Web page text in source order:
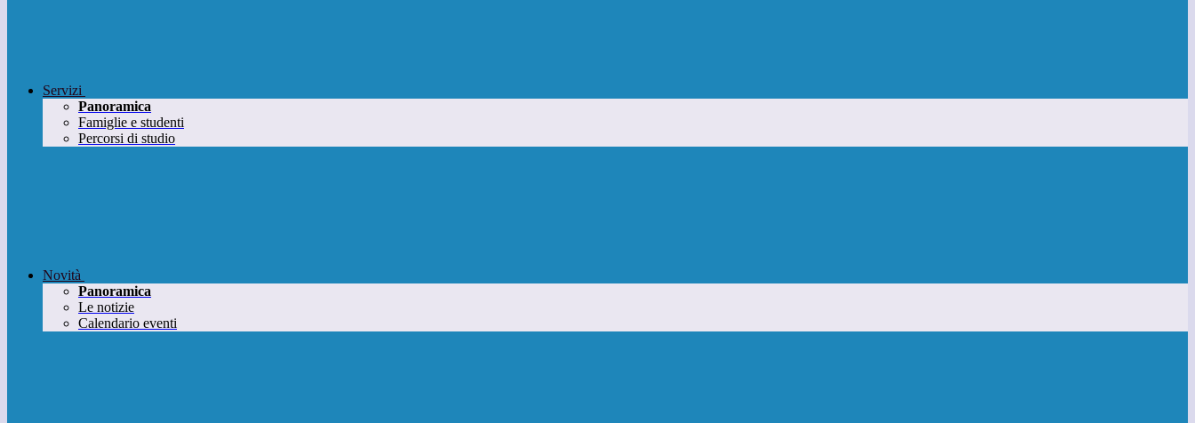
Servizi
Panoramica
Famiglie e studenti
Percorsi di studio
Novità
Panoramica
Le notizie
Calendario eventi